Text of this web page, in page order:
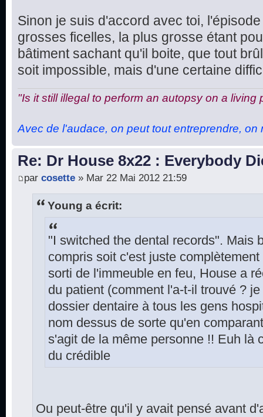
Sinon je suis d'accord avec toi,
grosses ficelles, la plus grosse étant
bâtiment sachant qu'il boite, que tout
soit impossible, mais d'une certaine
"Is it still illegal to perform an autopsy on a living
Avec de l'audace, on peut tout entreprendre, on
Re: Dr House 8x22 : Everybody
par cosette » Mar 22 Mai 2012 21:59
Young a écrit:
"I switched the dental records". Mais
compris soit c'est juste
sorti de l'immeuble en feu, House a
du patient (comment l'a-t-il trouvé ?
dossier dentaire à tous les gens
nom dessus de sorte qu'en
s'agit de la même personne !! Euh là
du crédible
Ou peut-être qu'il y avait pensé avant